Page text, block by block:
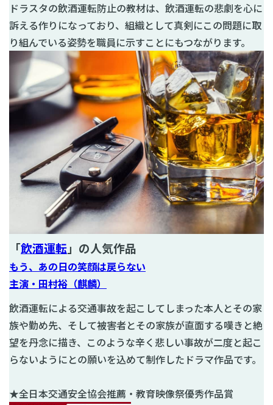
ドラスタの飲酒運転防止の教材は、飲酒運転の悲劇を心に
訴える作りになっており、組織として真剣にこの問題に取
り組んでいる姿勢を職員に示すことにもつながります。
「飲酒運転」の人気作品
もう、あの日の笑顔は戻らない
主演・田村裕（麒麟）
飲酒運転による交通事故を起こしてしまった本人とその家
族や勤め先、そして被害者とその家族が直面する嘆きと絶
望を丹念に描き、このような辛く悲しい事故が二度と起こ
らないようにとの願いを込めて制作したドラマ作品です。
★全日本交通安全協会推薦・教育映像祭優秀作品賞